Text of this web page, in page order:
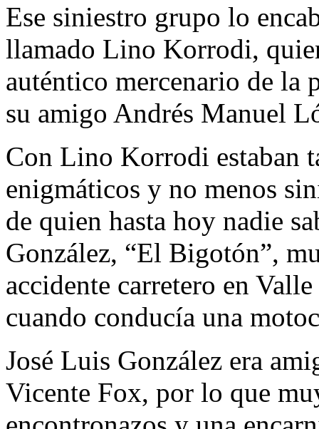
Ese siniestro grupo lo
llamado Lino Korrodi,
auténtico mercenario de la
su amigo Andrés Manuel
Con Lino Korrodi estaban
enigmáticos y no menos
de quien hasta hoy nadie
González, “El Bigotón”,
accidente carretero en
cuando conducía una
José Luis González era
Vicente Fox, por lo que